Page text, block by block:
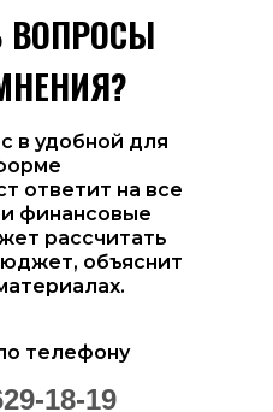
18-19
телефону
в удобной для
ответит на все
финансовые
рассчитать
объяснит
ВОПРОСЫ